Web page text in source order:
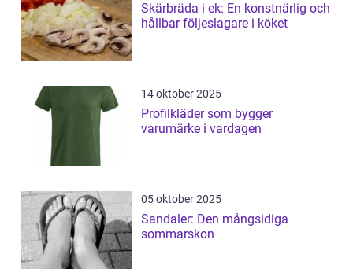
Skärbräda i ek: En konstnärlig och
hållbar följeslagare i köket
14 oktober 2025
Profilkläder som bygger
varumärke i vardagen
05 oktober 2025
Sandaler: Den mångsidiga
sommarskon